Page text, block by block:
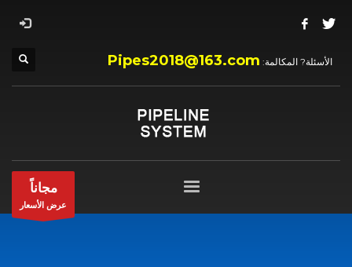
الأسئلة? المكالمة: Pipes2018@163.com
مجاناً
عرض الأسعار